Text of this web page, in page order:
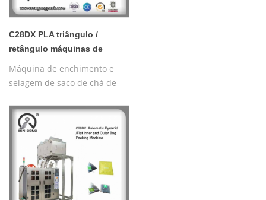
C28DX PLA triângulo /
retângulo máquinas de
Máquina de enchimento e
selagem de saco de chá de
pirâmide de nylon
automática/máquina de
embalagem interna e externa